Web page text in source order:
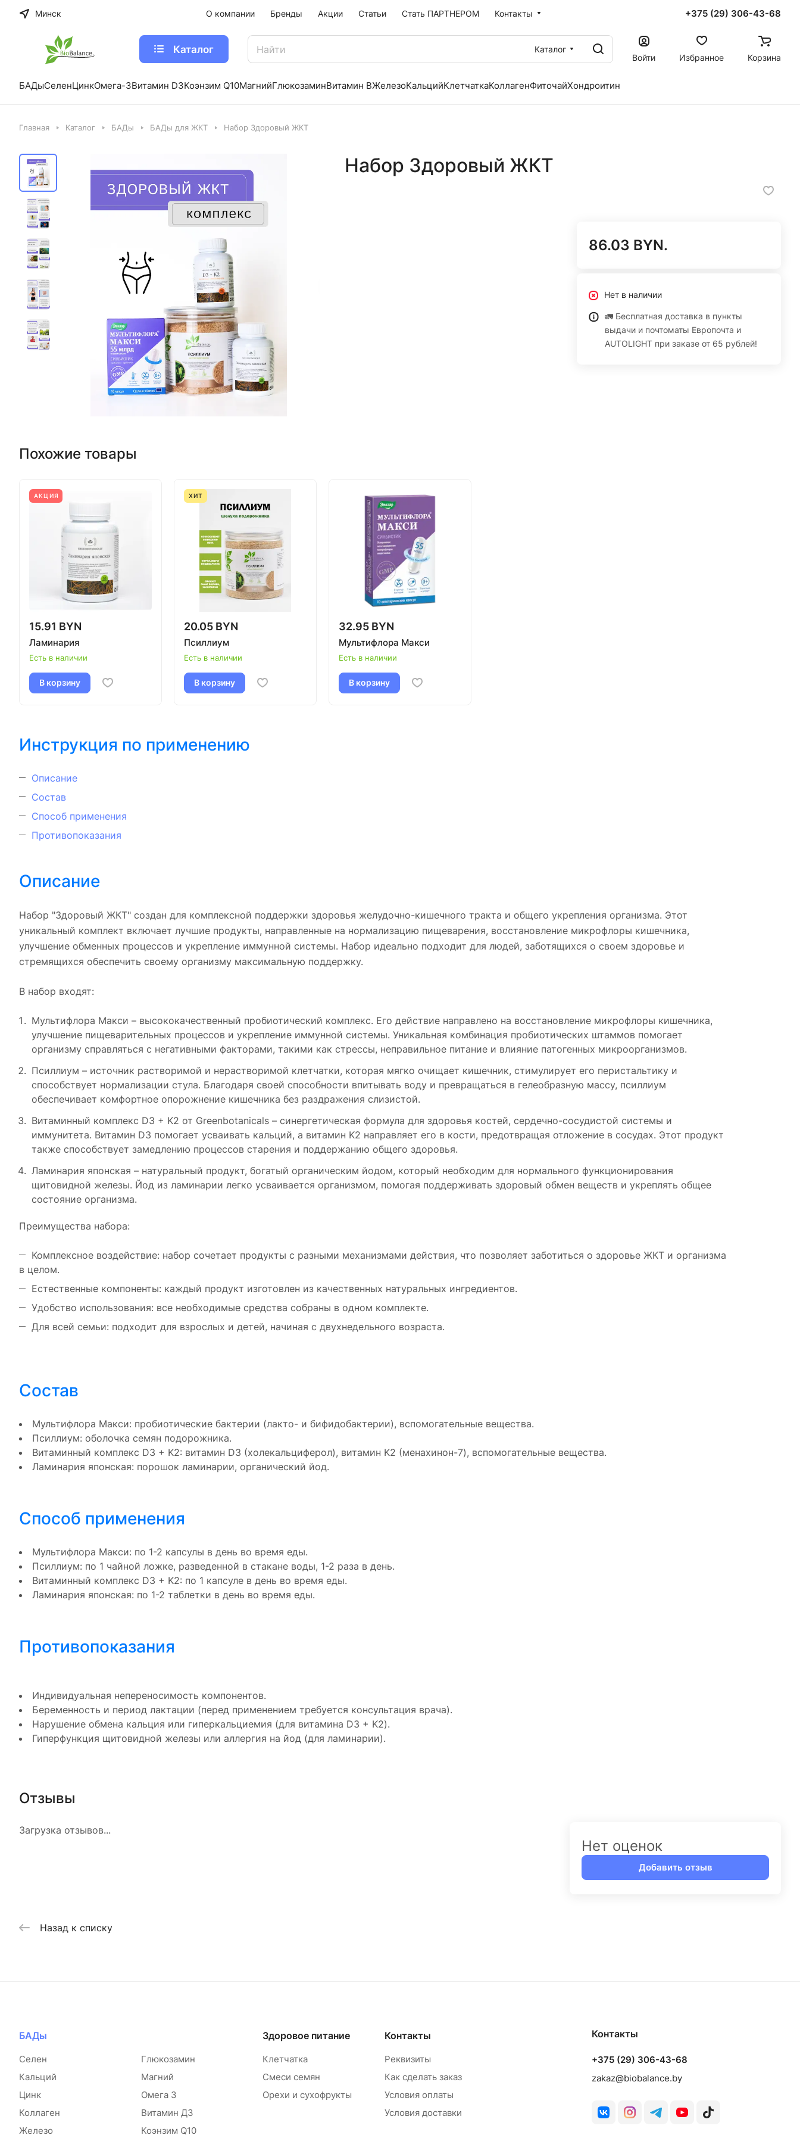
Минск О компании Бренды Акции Статьи Стать ПАРТНЕРОМ Контакты +375 (29) 306-43-68
Каталог
Каталог
Войти
Избранное Корзина
БАДыСеленЦинкОмега-3Витамин D3Коэнзим Q10МагнийГлюкозаминВитамин BЖелезоКальцийКлетчаткаКоллагенФиточайХондроитин
Главная Каталог БАДы БАДы для ЖКТ Набор Здоровый ЖКТ
Набор Здоровый ЖКТ
86.03 BYN.
Нет в наличии
🚛 Бесплатная доставка в пункты
выдачи и почтоматы Европочта и
AUTOLIGHT при заказе от 65 рублей!
Похожие товары
АКЦИЯ
15.91 BYN
Ламинария
Есть в наличии
В корзину
ХИТ
20.05 BYN
Псиллиум
Есть в наличии
В корзину
32.95 BYN
Мультифлора Макси
Есть в наличии
В корзину
Инструкция по применению
Описание
Состав
Способ применения
Противопоказания
Описание
Набор "Здоровый ЖКТ" создан для комплексной поддержки здоровья желудочно-кишечного тракта и общего укрепления организма. Этот
уникальный комплект включает лучшие продукты, направленные на нормализацию пищеварения, восстановление микрофлоры кишечника,
улучшение обменных процессов и укрепление иммунной системы. Набор идеально подходит для людей, заботящихся о своем здоровье и
стремящихся обеспечить своему организму максимальную поддержку.
В набор входят:
Мультифлора Макси – высококачественный пробиотический комплекс. Его действие направлено на восстановление микрофлоры кишечника,
улучшение пищеварительных процессов и укрепление иммунной системы. Уникальная комбинация пробиотических штаммов помогает
организму справляться с негативными факторами, такими как стрессы, неправильное питание и влияние патогенных микроорганизмов.
Псиллиум – источник растворимой и нерастворимой клетчатки, которая мягко очищает кишечник, стимулирует его перистальтику и
способствует нормализации стула. Благодаря своей способности впитывать воду и превращаться в гелеобразную массу, псиллиум
обеспечивает комфортное опорожнение кишечника без раздражения слизистой.
Витаминный комплекс D3 + K2 от Greenbotanicals – синергетическая формула для здоровья костей, сердечно-сосудистой системы и
иммунитета. Витамин D3 помогает усваивать кальций, а витамин K2 направляет его в кости, предотвращая отложение в сосудах. Этот продукт
также способствует замедлению процессов старения и поддержанию общего здоровья.
Ламинария японская – натуральный продукт, богатый органическим йодом, который необходим для нормального функционирования
щитовидной железы. Йод из ламинарии легко усваивается организмом, помогая поддерживать здоровый обмен веществ и укреплять общее
состояние организма.
Преимущества набора:
Комплексное воздействие: набор сочетает продукты с разными механизмами действия, что позволяет заботиться о здоровье ЖКТ и организма
в целом.
Естественные компоненты: каждый продукт изготовлен из качественных натуральных ингредиентов.
Удобство использования: все необходимые средства собраны в одном комплекте.
Для всей семьи: подходит для взрослых и детей, начиная с двухнедельного возраста.
Состав
Мультифлора Макси: пробиотические бактерии (лакто- и бифидобактерии), вспомогательные вещества.
Псиллиум: оболочка семян подорожника.
Витаминный комплекс D3 + K2: витамин D3 (холекальциферол), витамин K2 (менахинон-7), вспомогательные вещества.
Ламинария японская: порошок ламинарии, органический йод.
Способ применения
Мультифлора Макси: по 1-2 капсулы в день во время еды.
Псиллиум: по 1 чайной ложке, разведенной в стакане воды, 1-2 раза в день.
Витаминный комплекс D3 + K2: по 1 капсуле в день во время еды.
Ламинария японская: по 1-2 таблетки в день во время еды.
Противопоказания
Индивидуальная непереносимость компонентов.
Беременность и период лактации (перед применением требуется консультация врача).
Нарушение обмена кальция или гиперкальциемия (для витамина D3 + K2).
Гиперфункция щитовидной железы или аллергия на йод (для ламинарии).
Отзывы
Загрузка отзывов...
Нет оценок
Добавить отзыв
Назад к списку
БАДы
Селен
Кальций
Цинк
Коллаген
Железо
Глюкозамин
Магний
Омега 3
Витамин Д3
Коэнзим Q10
Здоровое питание
Клетчатка
Смеси семян
Орехи и сухофрукты
Контакты
Реквизиты
Как сделать заказ
Условия оплаты
Условия доставки
Контакты
+375 (29) 306-43-68
zakaz@biobalance.by